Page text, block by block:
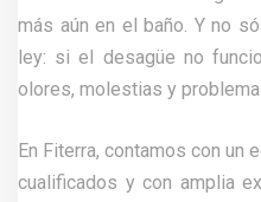
más aún en el baño. Y no
ley: si el desagüe no
olores, molestias y
En Fiterra, contamos con un
cualificados y con amplia